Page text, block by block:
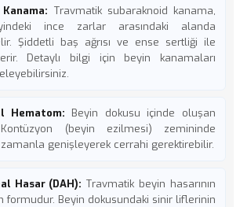
Travmatik subaraknoid kanama,
ince zarlar arasındaki alanda
Şiddetli baş ağrısı ve ense sertliği ile
Detaylı bilgi için beyin kanamaları
Hematom: Beyin dokusu içinde oluşan
Kontüzyon (beyin ezilmesi) zemininde
genişleyerek cerrahi gerektirebilir.
Hasar (DAH): Travmatik beyin hasarının
formudur. Beyin dokusundaki sinir liflerinin